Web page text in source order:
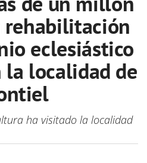
rehabilitación
eclesiástico
localidad de
ha visitado la localidad